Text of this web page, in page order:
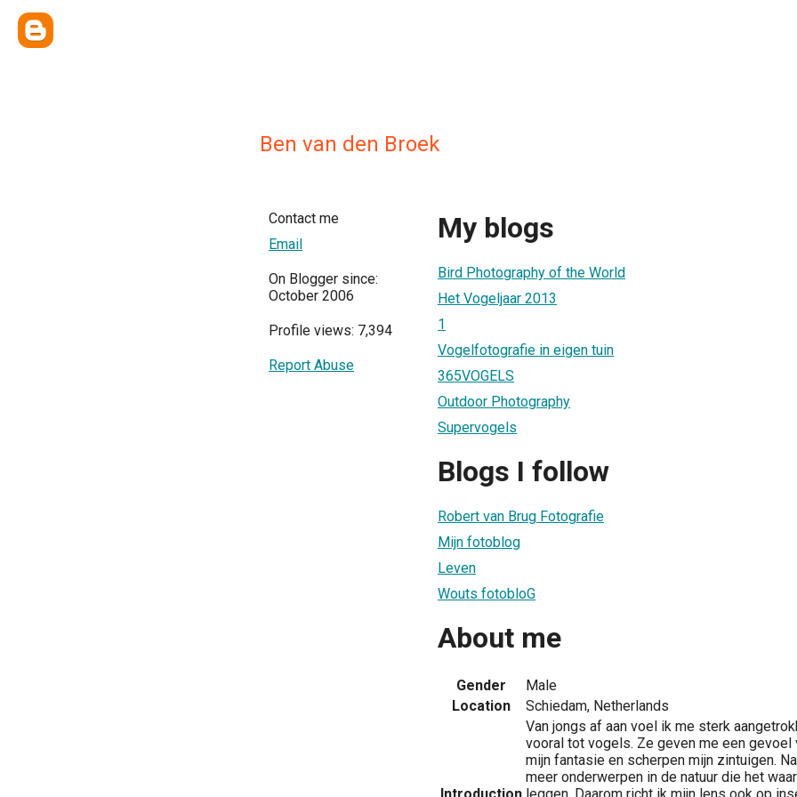
Ben van den Broek
Contact me
Email
On Blogger since:
October 2006
Profile views: 7,394
Report Abuse
My blogs
Bird Photography of the World
Het Vogeljaar 2013
1
Vogelfotografie in eigen tuin
365VOGELS
Outdoor Photography
Supervogels
Blogs I follow
Robert van Brug Fotografie
Mijn fotoblog
Leven
Wouts fotobloG
About me
Gender
Male
Location
Schiedam, Netherlands
Introduction
Van jongs af aan voel ik me sterk
vooral tot vogels. Ze geven me een gevoel
mijn fantasie en scherpen mijn zintuigen.
meer onderwerpen in de natuur die het
leggen. Daarom richt ik mijn lens ook op